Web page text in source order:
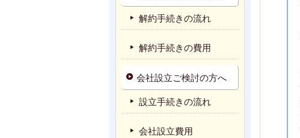
解約手続きの流れ
解約手続きの費用
会社設立ご検討の方へ
設立手続きの流れ
会社設立費用